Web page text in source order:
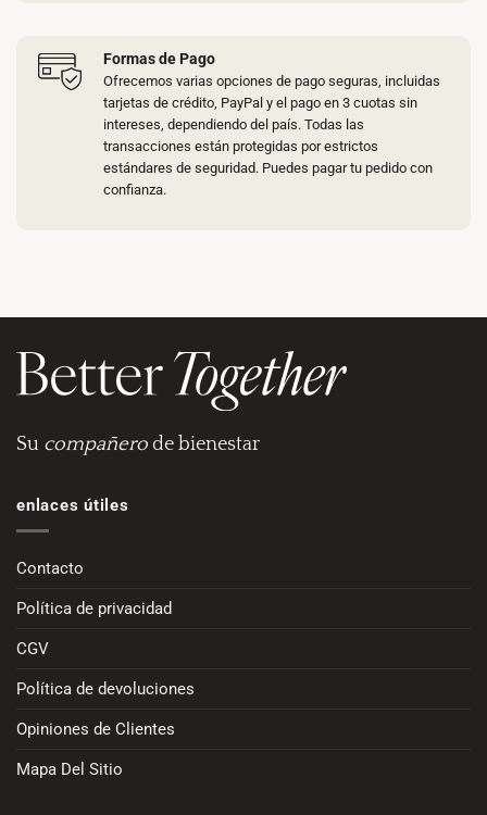
Formas de Pago
Ofrecemos varias opciones de pago seguras, incluidas
tarjetas de crédito, PayPal y el pago en 3 cuotas sin
intereses, dependiendo del país. Todas las
transacciones están protegidas por estrictos
estándares de seguridad. Puedes pagar tu pedido con
confianza.
Su compañero de bienestar
enlaces útiles
Contacto
Política de privacidad
CGV
Política de devoluciones
Opiniones de Clientes
Mapa Del Sitio